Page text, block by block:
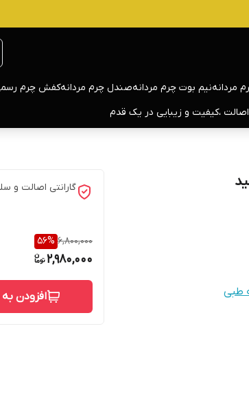
مردانهنیم بوت چرم مردانهصندل چرم مردانهکفش چرم
،کیفیت و زیبایی در یک قدم
طبی
گارانتی اصالت و
6,800,000
56%
2,980,000
افزودن